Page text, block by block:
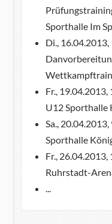
Sporthalle Im
Di.,
Fr.,
U12 Sporthalle
Sa.,
Sporthalle
Fr.,
Ruhrstadt-